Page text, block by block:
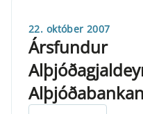
22. október 2007
Ársfundur